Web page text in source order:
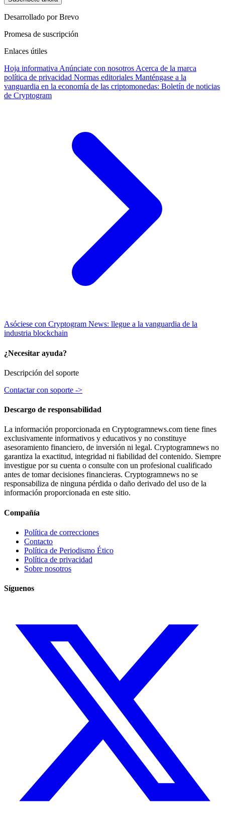
Desarrollado por Brevo
Promesa de suscripción
Enlaces útiles
Hoja informativa Anúnciate con nosotros Acerca de la marca
política de privacidad Normas editoriales Manténgase a la
vanguardia en la economía de las criptomonedas: Boletín de noticias
de Cryptogram
Asóciese con Cryptogram News: llegue a la vanguardia de la
industria blockchain
¿Necesitar ayuda?
Descripción del soporte
Contactar con soporte ->
Descargo de responsabilidad
La información proporcionada en Cryptogramnews.com tiene fines
exclusivamente informativos y educativos y no constituye
asesoramiento financiero, de inversión ni legal. Cryptogramnews no
garantiza la exactitud, integridad ni fiabilidad del contenido. Siempre
investigue por su cuenta o consulte con un profesional cualificado
antes de tomar decisiones financieras. Cryptogramnews no se
responsabiliza de ninguna pérdida o daño derivado del uso de la
información proporcionada en este sitio.
Compañía
Política de correcciones
Contacto
Política de Periodismo Ético
Política de privacidad
Sobre nosotros
Síguenos